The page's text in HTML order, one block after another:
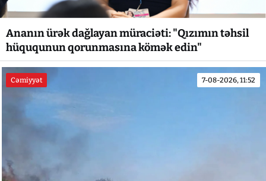
Ananın ürək dağlayan müraciəti: "Qızımın təhsil
hüququnun qorunmasına kömək edin"
Cəmiyyət 7-08-2026, 11:52